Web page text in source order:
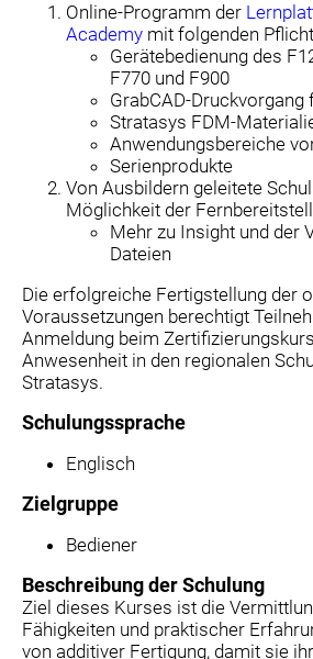
Online-Programm der
Academy mit folgenden
Gerätebedienung des
F770 und F900
GrabCAD-
Stratasys FDM-
Anwendungsbereiche
Serienprodukte
Von Ausbildern geleitete
Möglichkeit der
Mehr zu Insight und der
Dateien
Die erfolgreiche Fertigstellung der
Voraussetzungen berechtigt
Anmeldung beim
Anwesenheit in den regionalen
Stratasys.
Schulungssprache
Englisch
Zielgruppe
Bediener
Beschreibung der Schulung
Ziel dieses Kurses ist die
Fähigkeiten und praktischer
von additiver Fertigung, damit sie